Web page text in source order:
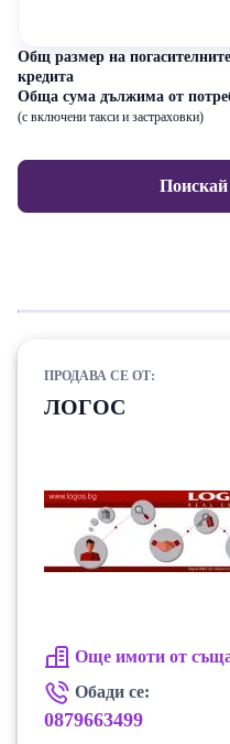
Общ размер на
кредита
Обща сума дължима от
(с включени такси и застраховки)
Поискай
ПРОДАВА СЕ ОТ:
ЛОГОС
Още имоти от
Обади се:
0879663499